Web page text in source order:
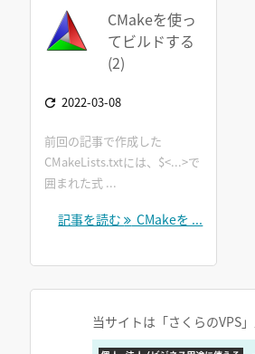
CMakeを使っ
てビルドする
(2)
 2022-03-08
前回の記事で作成した
CMakeLists.txtには、$<...>で
囲まれた式 ...
記事を読む CMakeを ...
当サイトは「さくらのVPS